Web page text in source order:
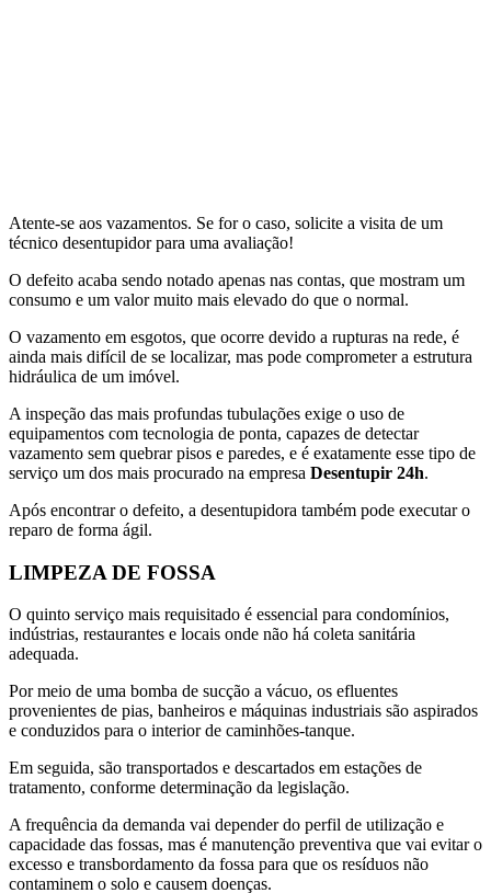
Atente-se aos vazamentos. Se for o caso, solicite a visita de um
técnico desentupidor para uma avaliação!
O defeito acaba sendo notado apenas nas contas, que mostram um
consumo e um valor muito mais elevado do que o normal.
O vazamento em esgotos, que ocorre devido a rupturas na rede, é
ainda mais difícil de se localizar, mas pode comprometer a estrutura
hidráulica de um imóvel.
A inspeção das mais profundas tubulações exige o uso de
equipamentos com tecnologia de ponta, capazes de detectar
vazamento sem quebrar pisos e paredes, e é exatamente esse tipo de
serviço um dos mais procurado na empresa Desentupir 24h.
Após encontrar o defeito, a desentupidora também pode executar o
reparo de forma ágil.
LIMPEZA DE FOSSA
O quinto serviço mais requisitado é essencial para condomínios,
indústrias, restaurantes e locais onde não há coleta sanitária
adequada.
Por meio de uma bomba de sucção a vácuo, os efluentes
provenientes de pias, banheiros e máquinas industriais são aspirados
e conduzidos para o interior de caminhões-tanque.
Em seguida, são transportados e descartados em estações de
tratamento, conforme determinação da legislação.
A frequência da demanda vai depender do perfil de utilização e
capacidade das fossas, mas é manutenção preventiva que vai evitar o
excesso e transbordamento da fossa para que os resíduos não
contaminem o solo e causem doenças.